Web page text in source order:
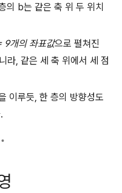
의 b는 같은 축 위 두 위치
개의 좌표값으로 펼쳐진
라, 같은 세 축 위에서 세 점
이루듯, 한 층의 방향성도